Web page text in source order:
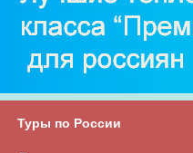
Туры по России